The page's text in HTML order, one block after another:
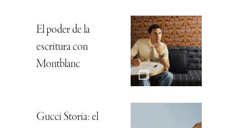
El poder de la
escritura con
Montblanc
Gucci Storia: el